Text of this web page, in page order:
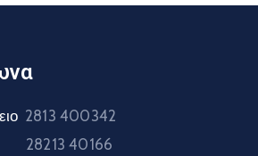
2813 400342
28213 40166